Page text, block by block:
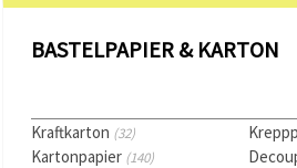
BASTELPAPIER & KARTON
Kraftkarton (32)
Kartonpapier (140)